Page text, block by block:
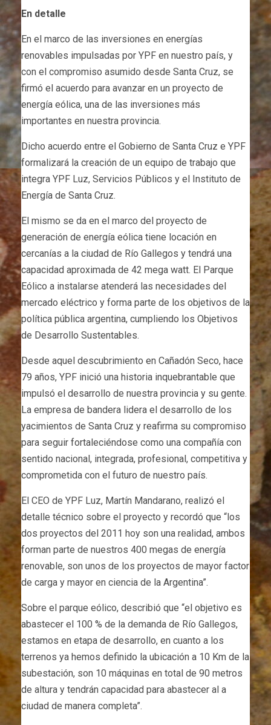
En detalle
En el marco de las inversiones en energías
renovables impulsadas por YPF en nuestro país, y
con el compromiso asumido desde Santa Cruz, se
firmó el acuerdo para avanzar en un proyecto de
energía eólica, una de las inversiones más
importantes en nuestra provincia.
Dicho acuerdo entre el Gobierno de Santa Cruz e YPF
formalizará la creación de un equipo de trabajo que
integra YPF Luz, Servicios Públicos y el Instituto de
Energía de Santa Cruz.
El mismo se da en el marco del proyecto de
generación de energía eólica tiene locación en
cercanías a la ciudad de Río Gallegos y tendrá una
capacidad aproximada de 42 mega watt. El Parque
Eólico a instalarse atenderá las necesidades del
mercado eléctrico y forma parte de los objetivos de la
política pública argentina, cumpliendo los Objetivos
de Desarrollo Sustentables.
Desde aquel descubrimiento en Cañadón Seco, hace
79 años, YPF inició una historia inquebrantable que
impulsó el desarrollo de nuestra provincia y su gente.
La empresa de bandera lidera el desarrollo de los
yacimientos de Santa Cruz y reafirma su compromiso
para seguir fortaleciéndose como una compañía con
sentido nacional, integrada, profesional, competitiva y
comprometida con el futuro de nuestro país.
El CEO de YPF Luz, Martín Mandarano, realizó el
detalle técnico sobre el proyecto y recordó que “los
dos proyectos del 2011 hoy son una realidad, ambos
forman parte de nuestros 400 megas de energía
renovable, son unos de los proyectos de mayor factor
de carga y mayor en ciencia de la Argentina”.
Sobre el parque eólico, describió que “el objetivo es
abastecer el 100 % de la demanda de Río Gallegos,
estamos en etapa de desarrollo, en cuanto a los
terrenos ya hemos definido la ubicación a 10 Km de la
subestación, son 10 máquinas en total de 90 metros
de altura y tendrán capacidad para abastecer al a
ciudad de manera completa”.